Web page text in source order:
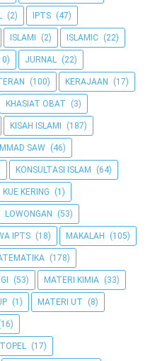
(2) IPTS (47)
ISLAMI (2) ISLAMIC (22)
JURNAL (22)
(100) KERAJAAN (17)
KHASIAT OBAT (3)
KISAH ISLAMI (187)
SAW (46)
KONSULTASI ISLAM (64)
KUE KERING (1)
LOWONGAN (53)
IPTS (18) MAKALAH (105)
(178)
(53) MATERI KIMIA (33)
(1) MATERI UT (8)
(17)